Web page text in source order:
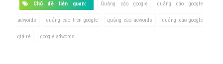
Chủ đề liên quan: Quảng cáo google quảng cáo google
adwords quảng cáo trên google quảng cáo adwords quảng cáo google
giá rẻ google adwords